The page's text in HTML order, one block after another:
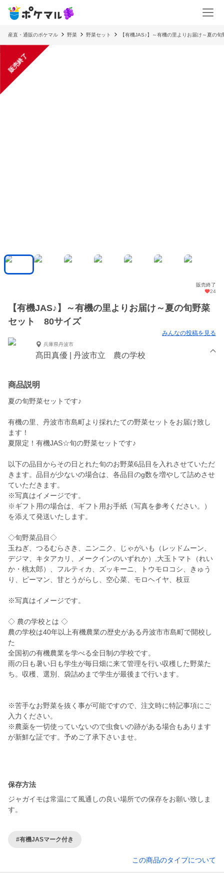
産直・通販のポケマル 野菜 野菜セット 【有機JAS♪】～有機の里よりお届け～夏の
販売終了
販売終了
24
【有機JAS♪】～有機の里よりお届け～夏の旬野菜
セット 80サイズ
みんなの投稿を見る
兵庫県丹波市
髙田真優 | 丹波市立 農の学校
商品説明
夏の旬野菜セットです♪
有機の里、丹波市市島町より採れたての野菜セットをお届け致し
ます！
夏限定！有機JAS☆旬の野菜セットです♪
以下の品目からその日とれた旬のお野菜6品目を入れさせていただ
きます。品目が少ないの場合は、各品目のg数を増やして詰めさせ
ていただきます。
※写真はイメージです。
※ギフト用の場合は、ギフト用お手紙（写真を参考ください。）
を添えて発送いたします。
◇旬野菜品目◇
玉ねぎ、つるむらさき、ニンニク、じゃがいも（レッドムーン、
デジマ、キタアカリ、メークインのいずれか）,大玉トマト（れい
か・桃太郎）、フルティカ、ズッキーニ、トウモロコシ、きゅう
り、ピーマン、甘とうがらし、空心菜、モロヘイヤ、枝豆
※写真はイメージです。
◇ 農の学校とは ◇
農の学校は40年以上有機農業の歴史がある丹波市市島町で開校し
た
全国初の有機農業を学べる全日制の学校です。
雨の日も暑い日も学生が毎日畑に来て管理を行い収穫した野菜た
ち。収穫、選別、袋詰めまで学生が最後まで行います。
※苦手なお野菜を抜く事が可能ですので、注文時に特記事項にご
入力ください。
※農薬を一切使っていないので虫食いの跡がある場合もあります
が新鮮な証です。予めご了承下さいませ。
保存方法
ジャガイモは常温にて風通しの良い場所での保存をお願い致しま
す。
#有機JASマーク付き
この商品のタイプについて